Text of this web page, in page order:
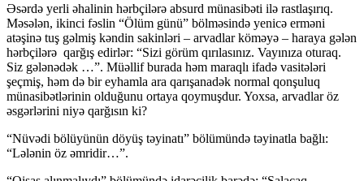
Əsərdə yerli əhalinin hərbçilərə absurd münasibəti ilə rastlaşırıq.
Məsələn, ikinci fəslin “Ölüm günü” bölməsində yenicə erməni
atəşinə tuş gəlmiş kəndin sakinləri – arvadlar köməyə – haraya gələn
hərbçilərə qarğış edirlər: “Sizi görüm qırılasınız. Vayınıza oturaq.
Siz gələnədək …”. Müəllif burada həm maraqlı ifadə vasitələri
şeçmiş, həm də bir eyhamla ara qarışanadək normal qonşuluq
münasibətlərinin olduğunu ortaya qoymuşdur. Yoxsa, arvadlar öz
əsgərlərini niyə qarğısın ki?
“Nüvədi bölüyünün döyüş təyinatı” bölümündə təyinatla bağlı:
“Lələnin öz əmridir…”.